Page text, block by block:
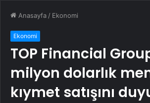
Anasayfa / Ekonomi
Ekonomi
TOP Financial
milyon dolarlık
kıymet satışını